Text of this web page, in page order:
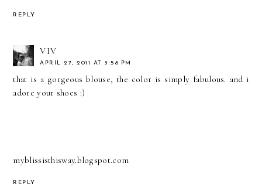
REPLY
VIV
APRIL 27, 2011 AT 3:58 PM
that is a gorgeous blouse, the color is simply fabulous. and i
adore your shoes :)
myblissisthisway.blogspot.com
REPLY